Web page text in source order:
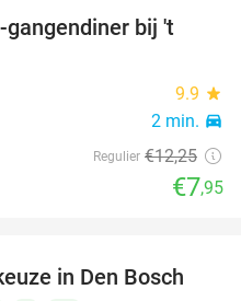
35%
bij 't
9.9 star
2 min. directions_car
Regulier €12,25
€7,95
41%
in Den Bosch